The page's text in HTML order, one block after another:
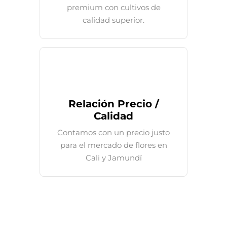
premium con cultivos de
calidad superior.
Relación Precio /
Calidad
Contamos con un precio justo
para el mercado de flores en
Cali y Jamundí